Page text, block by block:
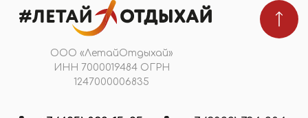
согласие на обработку персональных
данных в соответствии сполитикой
конфиденциальности